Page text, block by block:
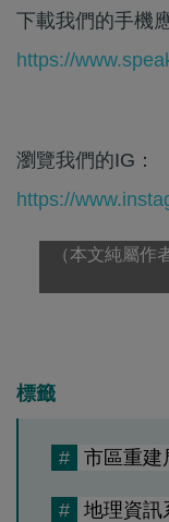
下載我們的手機
https://
瀏覽我們的IG：
https://
（本文純屬作
標籤
# 市區重建
# 地理資訊